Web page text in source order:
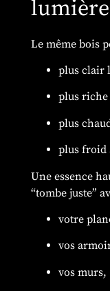
lumière
Le même bois
plus clair
plus
plus
plus froid
Une essence
“tombe juste”
votre
vos
vos murs,